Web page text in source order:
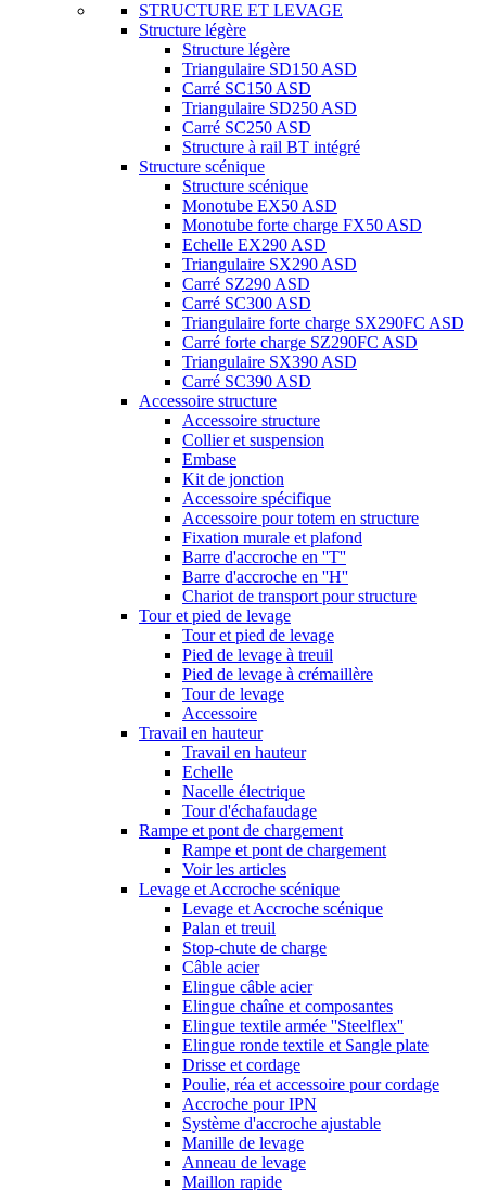
STRUCTURE ET LEVAGE
Structure légère
Structure légère
Triangulaire SD150 ASD
Carré SC150 ASD
Triangulaire SD250 ASD
Carré SC250 ASD
Structure à rail BT intégré
Structure scénique
Structure scénique
Monotube EX50 ASD
Monotube forte charge FX50 ASD
Echelle EX290 ASD
Triangulaire SX290 ASD
Carré SZ290 ASD
Carré SC300 ASD
Triangulaire forte charge SX290FC ASD
Carré forte charge SZ290FC ASD
Triangulaire SX390 ASD
Carré SC390 ASD
Accessoire structure
Accessoire structure
Collier et suspension
Embase
Kit de jonction
Accessoire spécifique
Accessoire pour totem en structure
Fixation murale et plafond
Barre d'accroche en ''T''
Barre d'accroche en ''H''
Chariot de transport pour structure
Tour et pied de levage
Tour et pied de levage
Pied de levage à treuil
Pied de levage à crémaillère
Tour de levage
Accessoire
Travail en hauteur
Travail en hauteur
Echelle
Nacelle électrique
Tour d'échafaudage
Rampe et pont de chargement
Rampe et pont de chargement
Voir les articles
Levage et Accroche scénique
Levage et Accroche scénique
Palan et treuil
Stop-chute de charge
Câble acier
Elingue câble acier
Elingue chaîne et composantes
Elingue textile armée ''Steelflex''
Elingue ronde textile et Sangle plate
Drisse et cordage
Poulie, réa et accessoire pour cordage
Accroche pour IPN
Système d'accroche ajustable
Manille de levage
Anneau de levage
Maillon rapide